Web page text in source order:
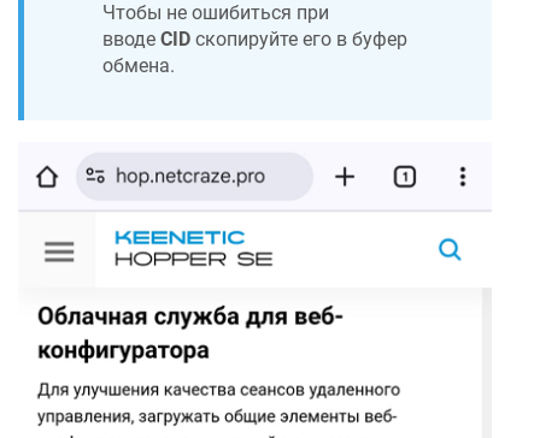
Чтобы не ошибиться при
вводе CID скопируйте его в буфер
обмена.